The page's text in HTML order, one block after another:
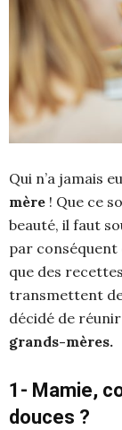
Qui n’a jamais
mère ! Que ce
beauté, il faut
par conséquent
que des
transmettent
décidé de
grands-mères.
1- Mamie,
douces ?